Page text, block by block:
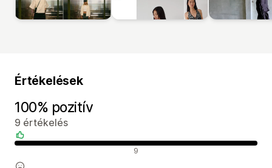
Értékelések
100% pozitív
9 értékelés
Pozitív értékelések 9